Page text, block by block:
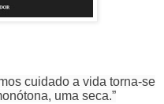
cuidado a vida torna-se
uma seca.”